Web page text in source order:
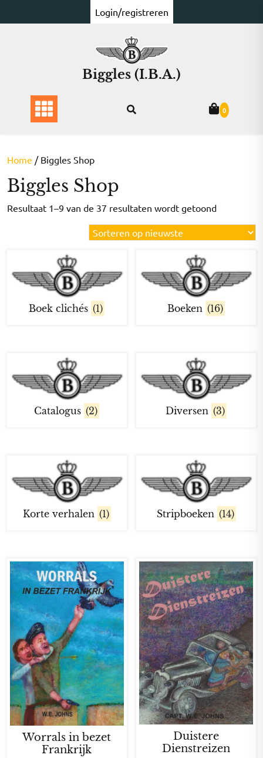
naar
Login/registreren
Biggles (I.B.A.)
0
Home / Biggles Shop
Biggles Shop
Resultaat 1–9 van de 37 resultaten wordt getoondGesorteerd
op
nieuwste
Boek clichés (1) Boeken (16)
Catalogus (2) Diversen (3)
Korte verhalen (1) Stripboeken (14)
Worrals in bezet
Frankrijk
Duistere
Dienstreizen